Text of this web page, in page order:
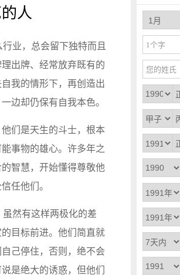
人
业，总会留下独特而且
出牌、经常放弃既有的
我的情形下，再创造出
边却仍保有自我本色。
们是天生的斗士，根本
事物的雄心。许多年之
智慧，开始懂得尊敬他
任他们。
然有这样两极化的差
目标前进。他们简直就
己停住，否则，绝不会
是绝大的诱惑，但他们